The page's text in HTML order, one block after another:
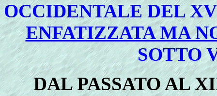
OCCIDENTALE DEL
ENFATIZZATA MA
SOTTO
DAL PASSATO AL